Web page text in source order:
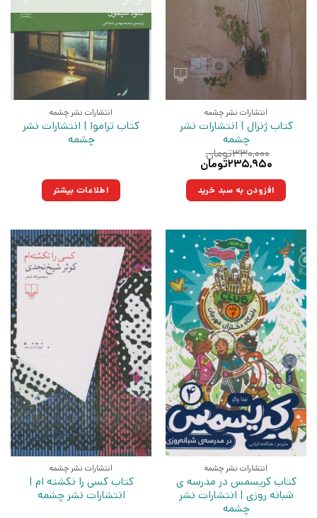
انتشارات نشر چشمه
کتاب ژنرال | انتشارات نشر
چشمه
۳۳۰,۰۰۰تومان
قیمت
۳۳۰,۰۰۰تومان
بود.
۲۳۵,۹۵۰تومان
۲۳۵,۹۵۰تومان.افزودن به سبد خرید
انتشارات نشر چشمه
کتاب تراموا | انتشارات نشر
چشمه
اطلاعات بیشتر
انتشارات نشر چشمه
کتاب کریسمس در مدرسه ی
شبانه روزی | انتشارات نشر
چشمه
انتشارات نشر چشمه
کتاب کسی را نکشته ام |
انتشارات نشر چشمه